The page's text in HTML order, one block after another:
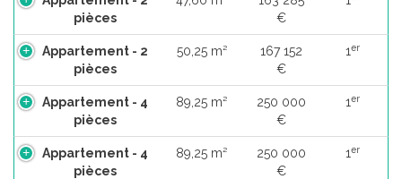
pièces
€
Appartement - 2
pièces
50,25 m²
167 152
€
1er
Appartement - 4
pièces
89,25 m²
250 000
€
1er
Appartement - 4
pièces
89,25 m²
250 000
€
1er